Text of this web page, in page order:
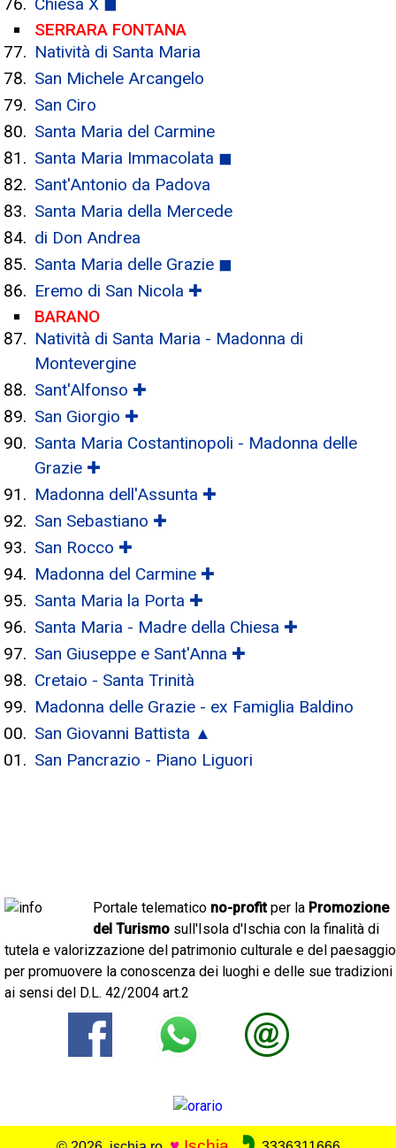
SERRARA FONTANA
Natività di Santa Maria
San Michele Arcangelo
San Ciro
Santa Maria del Carmine
Santa Maria Immacolata ◼
Sant'Antonio da Padova
Santa Maria della Mercede
di Don Andrea
Santa Maria delle Grazie ◼
Eremo di San Nicola ✚
BARANO
Natività di Santa Maria - Madonna di
Montevergine
Sant'Alfonso ✚
San Giorgio ✚
Santa Maria Costantinopoli - Madonna delle
Grazie ✚
Madonna dell'Assunta ✚
San Sebastiano ✚
San Rocco ✚
Madonna del Carmine ✚
Santa Maria la Porta ✚
Santa Maria - Madre della Chiesa ✚
San Giuseppe e Sant'Anna ✚
Cretaio - Santa Trinità
Madonna delle Grazie - ex Famiglia Baldino
San Giovanni Battista ▲
San Pancrazio - Piano Liguori
Portale telematico no-profitper la Promozione
del Turismo sull'Isola d'Ischia con la finalità di
tutela e valorizzazione del patrimonio culturale e del paesaggio
per promuovere la conoscenza dei luoghi e delle sue tradizioni
ai sensi del D.L. 42/2004 art.2